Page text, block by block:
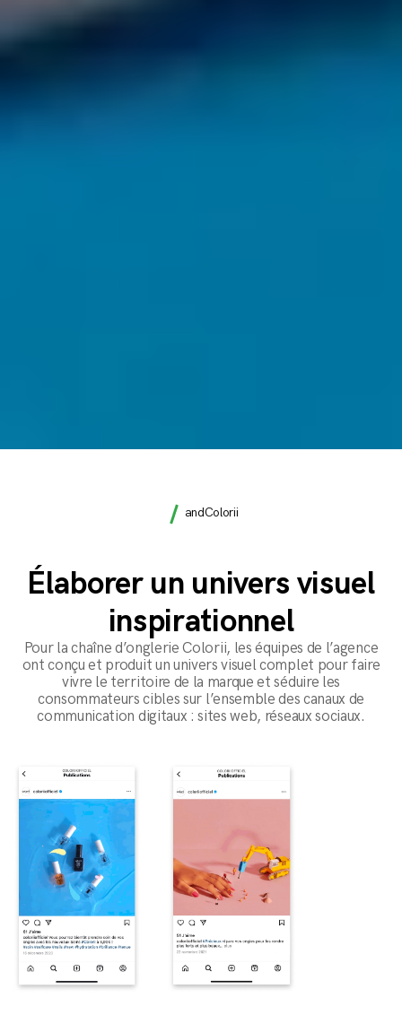
andColorii
Élaborer un univers visuel
inspirationnel
Pour la chaîne d’onglerie Colorii, les équipes de l’agence
ont conçu et produit un univers visuel complet pour faire
vivre le territoire de la marque et séduire les
consommateurs cibles sur l’ensemble des canaux de
communication digitaux : sites web, réseaux sociaux.